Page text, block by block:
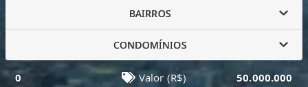
BAIRROS
CONDOMÍNIOS
0 Valor (R$) 50.000.000